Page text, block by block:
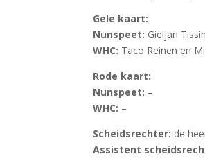
Gele kaart:
Nunspeet: Gieljan
WHC: Taco Reinen en
Rode kaart:
Nunspeet: –
WHC: –
Scheidsrechter: de
Assistent